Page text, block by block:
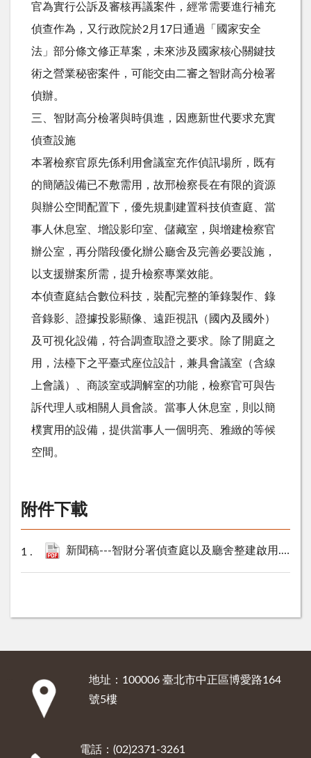
官為實行公訴及審核再議案件，經常需要進行補充
偵查作為，又行政院於2月17日通過「國家安全
法」部分條文修正草案，未來涉及國家核心關鍵技
術之營業秘密案件，可能交由二審之智財高分檢署
偵辦。
三、智財高分檢署與時俱進，因應新世代要求充實
偵查設施
本署檢察官原先係利用會議室充作偵訊場所，既有
的簡陋設備已不敷需用，故邢檢察長在有限的資源
與辦公空間配置下，優先規劃建置科技偵查庭、當
事人休息室、增設影印室、儲藏室，與增建檢察官
辦公室，再分階段優化辦公廳舍及完善必要設施，
以支援辦案所需，提升檢察專業效能。
本偵查庭結合數位科技，裝配完整的筆錄製作、錄
音錄影、證據投影顯像、遠距視訊（國內及國外）
及可視化設備，符合調查取證之要求。除了開庭之
用，法檯下之平臺式座位設計，兼具會議室（含線
上會議）、商談室或調解室的功能，檢察官可與告
訴代理人或相關人員會談。當事人休息室，則以簡
樸實用的設備，提供當事人一個明亮、雅緻的等候
空間。
附件下載
新聞稿---智財分署偵查庭以及廳舍整建啟用.pdf
地址：100006 臺北市中正區博愛路164
號5樓
電話：(02)2371-3261